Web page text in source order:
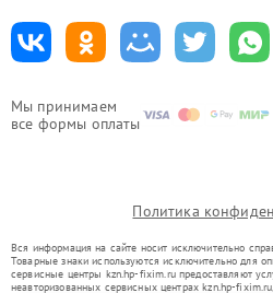
Мы принимаем
все формы оплаты
Политика
Вся информация на сайте носит исключительно
Товарные знаки используются исключительно для
сервисные центры kzn.hp-fixim.ru предоставляют
неавторизованных сервисных центрах kzn.hp-